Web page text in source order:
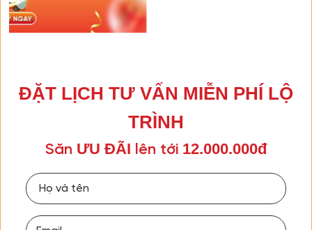
ĐẶT LỊCH TƯ VẤN MIỄN PHÍ LỘ
TRÌNH
Săn ƯU ĐÃI lên tới 12.000.000đ